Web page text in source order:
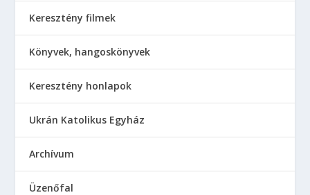
Keresztény filmek
Könyvek, hangoskönyvek
Keresztény honlapok
Ukrán Katolikus Egyház
Аrchívum
Üzenőfal